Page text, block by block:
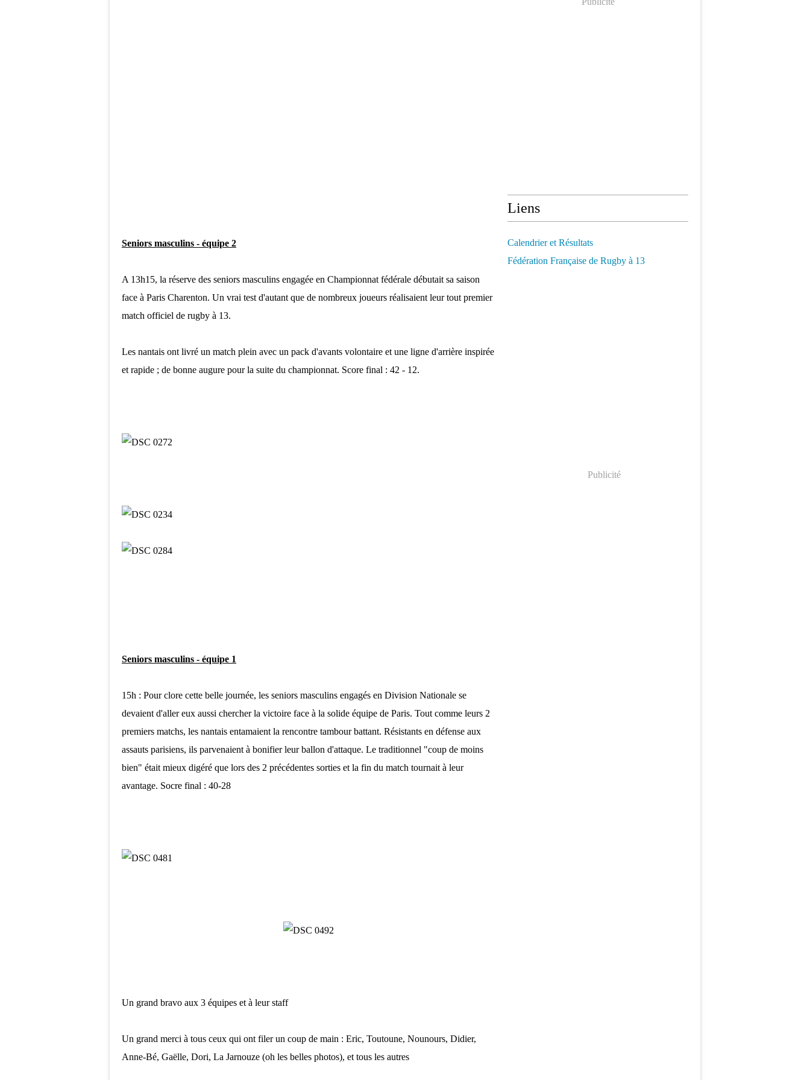
Seniors masculins - équipe 2
A 13h15, la réserve des seniors masculins engagée en Championnat fédérale débutait sa saison
face à Paris Charenton. Un vrai test d'autant que de nombreux joueurs réalisaient leur tout premier
match officiel de rugby à 13.
Les nantais ont livré un match plein avec un pack d'avants volontaire et une ligne d'arrière inspirée
et rapide ; de bonne augure pour la suite du championnat. Score final : 42 - 12.
Seniors masculins - équipe 1
15h : Pour clore cette belle journée, les seniors masculins engagés en Division Nationale se
devaient d'aller eux aussi chercher la victoire face à la solide équipe de Paris. Tout comme leurs 2
premiers matchs, les nantais entamaient la rencontre tambour battant. Résistants en défense aux
assauts parisiens, ils parvenaient à bonifier leur ballon d'attaque. Le traditionnel "coup de moins
bien" était mieux digéré que lors des 2 précédentes sorties et la fin du match tournait à leur
avantage. Socre final : 40-28
Un grand bravo aux 3 équipes et à leur staff
Un grand merci à tous ceux qui ont filer un coup de main : Eric, Toutoune, Nounours, Didier,
Anne-Bé, Gaëlle, Dori, La Jarnouze (oh les belles photos), et tous les autres
Liens
Calendrier et Résultats
Fédération Française de Rugby à 13
Publicité